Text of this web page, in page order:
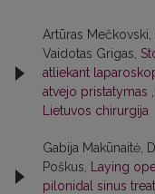
Artūras Mečkovski,
Vaidotas Grigas,
atliekant
atvejo pristatymas
Lietuvos chirurgija
Gabija Makūnaitė,
Poškus,
Laying
pilonidal sinus